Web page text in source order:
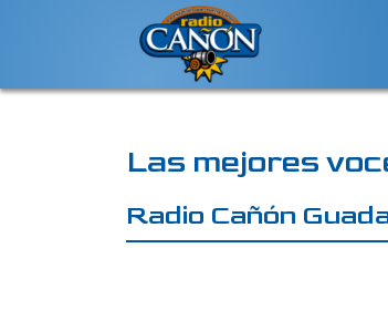
Las mejores
Radio Cañón